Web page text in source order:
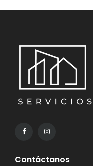
Contáctanos